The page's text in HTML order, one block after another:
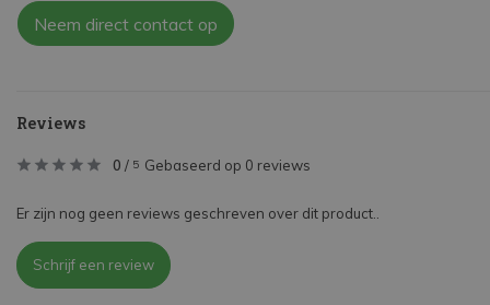
Neem direct contact op
Reviews
0 / 5 Gebaseerd op 0 reviews
Er zijn nog geen reviews geschreven over dit product..
Schrijf een review